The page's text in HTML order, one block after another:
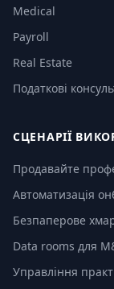
Medical
Payroll
Real Estate
Податкові
СЦЕНАРІЇ
Продавайте
Автоматизація
Безпаперове
Data rooms для
Управління